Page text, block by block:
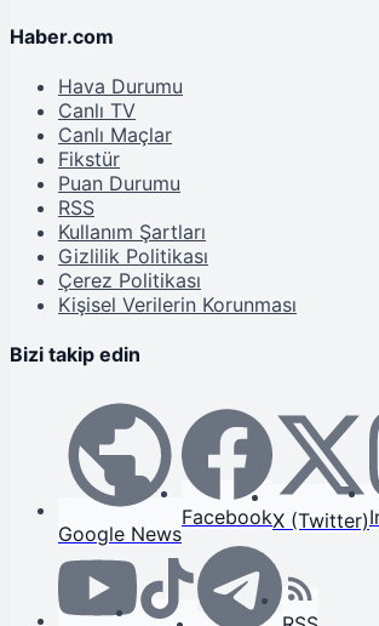
Haber.com
Hava Durumu
Canlı TV
Canlı Maçlar
Fikstür
Puan Durumu
RSS
Kullanım Şartları
Gizlilik Politikası
Çerez Politikası
Kişisel Verilerin Korunması
Bizi takip edin
Google News
FacebookX (Twitter)